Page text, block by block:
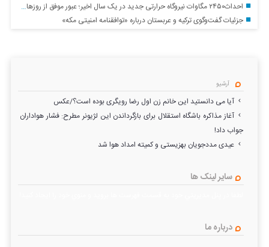
احداث۲۴۵۰ مگاوات نیروگاه حرارتی جدید در یک سال اخیر؛ عبور موفق از روز‌های پرفشار تابستان
جزئیات گفت‌وگوی ترکیه و عربستان درباره «توافقنامه امنیتی مکه»
آرشیو
آیا می دانستید این خانم زن اول رضا رویگری بوده است؟/عکس
آغاز مذاکره باشگاه استقلال برای بازگرداندن این لژیونر مطرح: فشار هواداران
جواب داد!
عیدی مددجویان بهزیستی و کمیته امداد هوا شد
سایر لینک ها
درباره ما